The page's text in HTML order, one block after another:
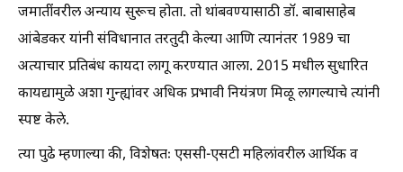
जमातींवरील अन्याय सुरूच होता. तो थांबवण्यासाठी डॉ. बाबासाहेब
आंबेडकर यांनी संविधानात तरतुदी केल्या आणि त्यानंतर 1989 चा
अत्याचार प्रतिबंध कायदा लागू करण्यात आला. 2015 मधील सुधारित
कायद्यामुळे अशा गुन्ह्यांवर अधिक प्रभावी नियंत्रण मिळू लागल्याचे त्यांनी
स्पष्ट केले.
त्या पुढे म्हणाल्या की, विशेषतः एससी-एसटी महिलांवरील आर्थिक व